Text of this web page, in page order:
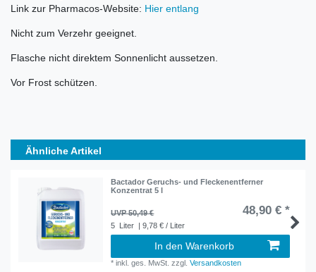
Link zur Pharmacos-Website: Hier entlang
Nicht zum Verzehr geeignet.
Flasche nicht direktem Sonnenlicht aussetzen.
Vor Frost schützen.
Ähnliche Artikel
Bactador Geruchs- und Fleckenentferner
Konzentrat 5 l
UVP 50,49 € 48,90 € *
5 Liter | 9,78 € / Liter
In den Warenkorb
*inkl. ges. MwSt. zzgl.Versandkosten